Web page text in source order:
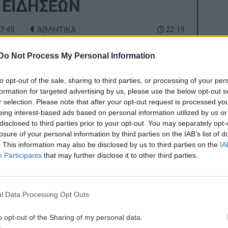
Do Not Process My Personal Information
opt-out of the sale, sharing to third parties, or processing of your
for targeted advertising by us, please use the below opt-out
selection. Please note that after your opt-out request is processed
interest-based ads based on personal information utilized by us
to third parties prior to your opt-out. You may separately
of your personal information by third parties on the IAB’s list of
This information may also be disclosed by us to third parties on the
Participants that may further disclose it to other third parties.
Data Processing Opt Outs
opt-out of the Sharing of my personal data.
22:19
ΑΘΛΗΤΙΚΑ
διέλυσε 3-0 την Μακάμπι Τελ Αβίβ και
22:14
ΠΕΡΙΕΡΓΑ - ΠΑΡΑΞΕΝΑ
Βέλγιο: Ζει σε πλωτό σπίτι 23 μέτρων
εδώ και χρόνια
22:00
GOSSIP - LIFESTYLE
ΚΟΣΜΟΣ
οι ειδήσεις